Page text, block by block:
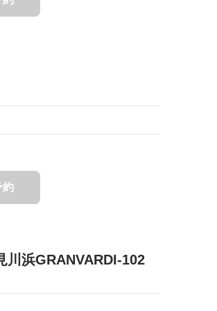
約
川浜GRANVARDI-102